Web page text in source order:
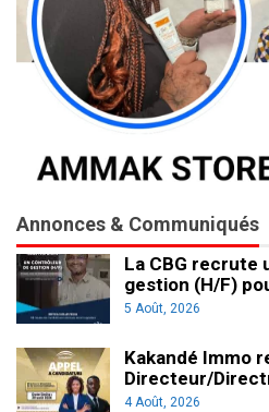
Annonces & Communiqués
La CBG recrute
gestion (H/F)
5 Août, 2026
Kakandé Immo
Directeur/
4 Août, 2026